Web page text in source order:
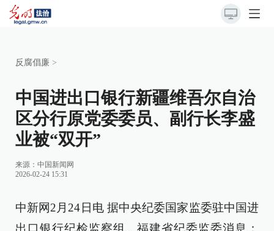
反腐倡廉 >
中国进出口银行新疆维吾尔自治
区分行原党委委员、副行长李盛
业被“双开”
来源： 中国新闻网
2026-02-24 15:31
中新网2月24日电 据中央纪委国家监委驻中国进
出口银行纪检监察组、福建省纪委监委消息：